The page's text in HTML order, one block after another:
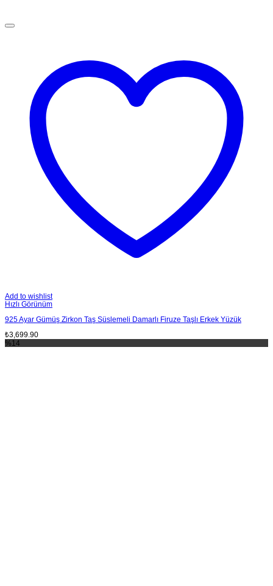
Add to wishlist
Hızlı Görünüm
925 Ayar Gümüş Zirkon Taş Süslemeli Damarlı Firuze Taşlı Erkek Yüzük
₺3,699.90
%14